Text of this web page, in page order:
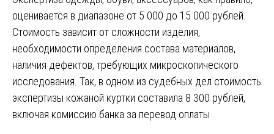
оценивается в диапазоне от 5 000 до 15 000 рублей.
Стоимость зависит от сложности изделия,
необходимости определения состава материалов,
наличия дефектов, требующих микроскопического
исследования. Так, в одном из судебных дел стоимость
экспертизы кожаной куртки составила 8 300 рублей,
включая комиссию банка за перевод оплаты .